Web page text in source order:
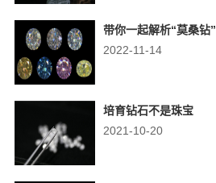
带你一起解析“莫桑钻”
2022-11-14
培育钻石不是珠宝
2021-10-20